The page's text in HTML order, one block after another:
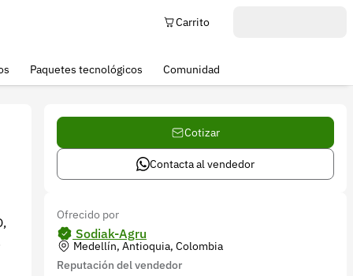
Carrito
Paquetes tecnológicos Comunidad
Cotizar
Contacta al vendedor
Ofrecido por
Sodiak-Agru
Medellín, Antioquia, Colombia
Reputación del vendedor